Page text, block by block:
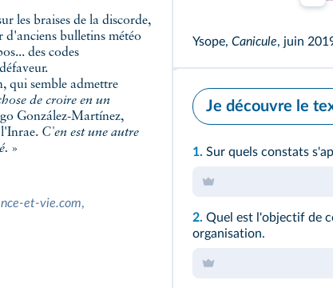
les braises de la discorde,
bulletins météo
des codes
qui semble admettre
de croire en un
González-Martínez,
l'Inrae. C'en est une autre
»
et-vie.com,
Ysope, Canicule, juin
Je découvre le
1. Sur quels constats
2. Quel est l'objectif de
organisation.